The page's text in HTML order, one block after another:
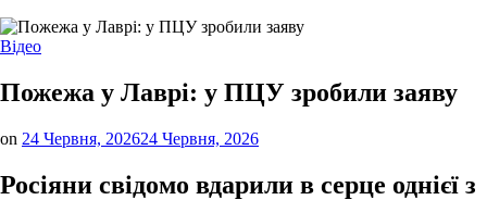
Опублікувати
Відео
Пожежа у Лаврі: у ПЦУ зробили заяву
on 24 Червня, 202624 Червня, 2026
Росіяни свідомо вдарили в серце однієї з